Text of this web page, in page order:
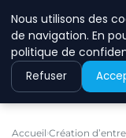
Accueil Création
Nous utilisons des
de navigation. En
politique de
Refuser